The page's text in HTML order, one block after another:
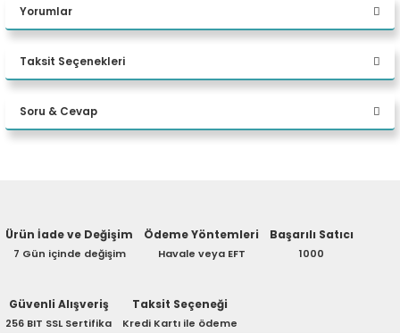
İşlemci
Intel® Core i5-
Grafikler NVIDIA®
Hafıza
Yorumlar
Bu ürüne ilk yorumu siz yapın!
Yorum Yaz
Taksit Seçenekleri
Soru & Cevap
Soru Sor
Ürün İade ve Değişim
7 Gün içinde değişim
Ödeme Yöntemleri
Havale veya EFT
Başarılı Satıcı
1000
Güvenli Alışveriş
256 BIT SSL Sertifika
Taksit Seçeneği
Kredi Kartı ile ödeme